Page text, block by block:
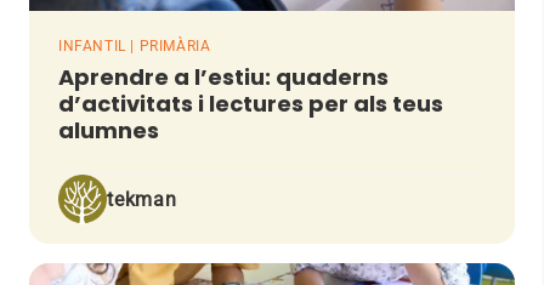
INFANTIL | PRIMÀRIA
Aprendre a l’estiu: quaderns
d’activitats i lectures per als teus
alumnes
tekman